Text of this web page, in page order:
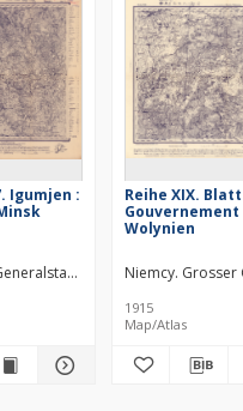
Wydawca
Igumjen :
Kartographische
Reihe XIX.
Gouvernement
Wolynien
Niemcy.
1915
Map/Atlas